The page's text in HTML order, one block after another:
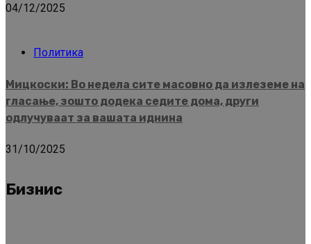
04/12/2025
Политика
Мицкоски: Во недела сите масовно да излеземе на
гласање, зошто додека седите дома, други
одлучуваат за вашата иднина
31/10/2025
Бизнис